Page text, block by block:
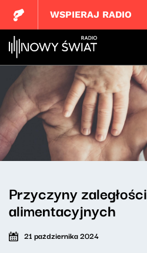
WSPIERAJ RADIO
Przyczyny zaległości
alimentacyjnych
21 października 2024